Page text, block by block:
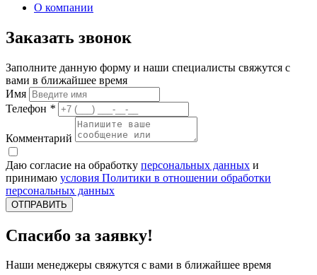
О компании
Заказать звонок
Заполните данную форму и наши специалисты свяжутся с
вами в ближайшее время
Имя
Телефон *
Комментарий
Даю согласие на обработку персональных данных и
принимаю условия Политики в отношении обработки
персональных данных
ОТПРАВИТЬ
Спасибо за заявку!
Наши менеджеры свяжутся с вами в ближайшее время